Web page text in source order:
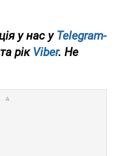
у нас уTelegram-
та рікViber. Не